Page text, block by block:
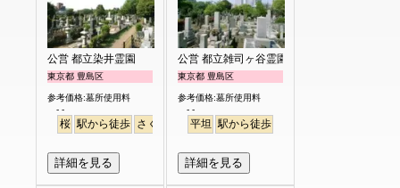
公営 都立染井霊園
東京都 豊島区
参考価格:墓所使用料
- -
桜 駅から徒歩 さくら
詳細を見る
公営 都立雑司ヶ谷霊園
東京都 豊島区
参考価格:墓所使用料
- -
平坦 駅から徒歩
詳細を見る